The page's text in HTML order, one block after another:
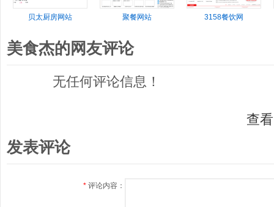
贝太厨房网站 聚餐网站 3158餐饮网
美食杰的网友评论
无任何评论信息！
查
发表评论
* 评论内容：